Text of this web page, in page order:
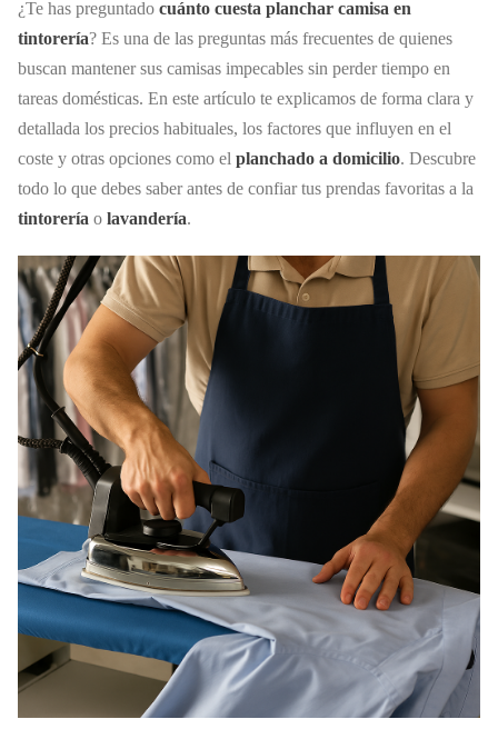
¿Te has preguntado cuánto cuesta planchar camisa en
tintorería? Es una de las preguntas más frecuentes de quienes
buscan mantener sus camisas impecables sin perder tiempo en
tareas domésticas. En este artículo te explicamos de forma clara y
detallada los precios habituales, los factores que influyen en el
coste y otras opciones como el planchado a domicilio. Descubre
todo lo que debes saber antes de confiar tus prendas favoritas a la
tintorería o lavandería.